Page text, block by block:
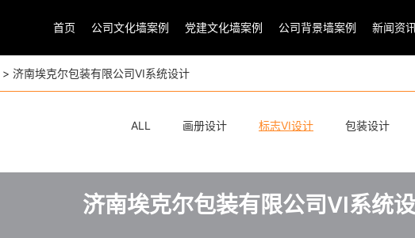
首页 公司文化墙案例 党建文化墙案例 公司背景墙案例 新闻资
> 济南埃克尔包装有限公司VI系统设计
ALL 画册设计 标志VI设计 包装设计
济南埃克尔包装有限公司VI系统